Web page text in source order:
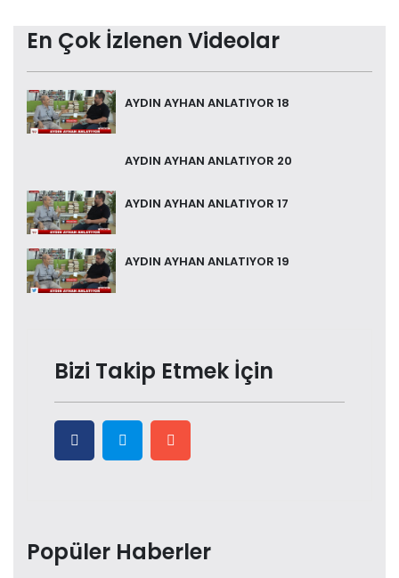
En Çok İzlenen Videolar
AYDIN AYHAN ANLATIYOR 18
AYDIN AYHAN ANLATIYOR 20
Bizi Takip Etmek İçin
Popüler Haberler